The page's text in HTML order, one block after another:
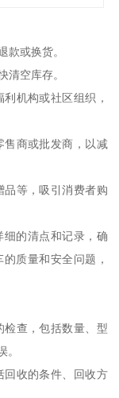
款或换货。
清空库存。
机构或社区组织，
售商或批发商，以减
品等，吸引消费者购
的清点和记录，确
质量和安全问题，
检查，包括数量、型
。
回收的条件、回收方